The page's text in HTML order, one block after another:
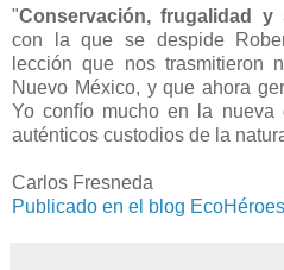
"Conservación, frugalidad y
con la que se despide
lección que nos trasmitieron
Nuevo México, y que ahora
Yo confío mucho en la nueva
auténticos custodios de la
Carlos Fresneda
Publicado en el blog